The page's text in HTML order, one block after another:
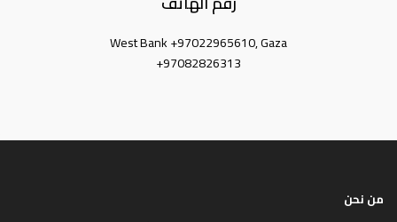
West Bank +97022965610, Gaza
+97082826313
من نحن